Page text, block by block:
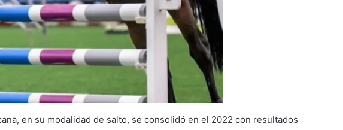
en su modalidad de salto, se consolidó en el 2022 con resultados